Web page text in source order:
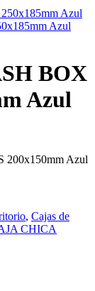
Azul
BOX
Azul
200x150mm Azul
, Cajas de
CHICA